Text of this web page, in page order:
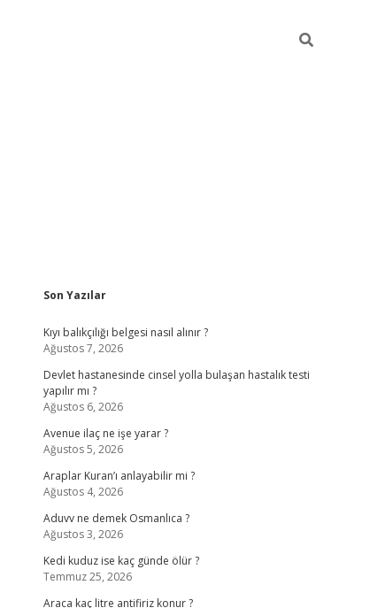
Sidebar
Son Yazılar
Kıyı balıkçılığı belgesi nasıl alınır ?
Ağustos 7, 2026
Devlet hastanesinde cinsel yolla bulaşan hastalık testi
yapılır mı ?
Ağustos 6, 2026
Avenue ilaç ne işe yarar ?
Ağustos 5, 2026
Araplar Kuran’ı anlayabilir mi ?
Ağustos 4, 2026
Aduvv ne demek Osmanlıca ?
Ağustos 3, 2026
Kedi kuduz ise kaç günde ölür ?
Temmuz 25, 2026
Araca kaç litre antifiriz konur ?